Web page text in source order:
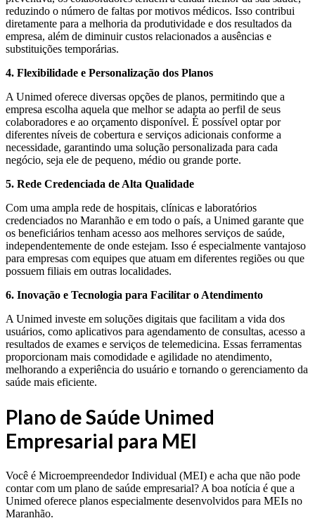
reduzindo o número de faltas por motivos médicos. Isso contribui
diretamente para a melhoria da produtividade e dos resultados da
empresa, além de diminuir custos relacionados a ausências e
substituições temporárias.
4. Flexibilidade e Personalização dos Planos
A Unimed oferece diversas opções de planos, permitindo que a
empresa escolha aquela que melhor se adapta ao perfil de seus
colaboradores e ao orçamento disponível. É possível optar por
diferentes níveis de cobertura e serviços adicionais conforme a
necessidade, garantindo uma solução personalizada para cada
negócio, seja ele de pequeno, médio ou grande porte.
5. Rede Credenciada de Alta Qualidade
Com uma ampla rede de hospitais, clínicas e laboratórios
credenciados no Maranhão e em todo o país, a Unimed garante que
os beneficiários tenham acesso aos melhores serviços de saúde,
independentemente de onde estejam. Isso é especialmente vantajoso
para empresas com equipes que atuam em diferentes regiões ou que
possuem filiais em outras localidades.
6. Inovação e Tecnologia para Facilitar o Atendimento
A Unimed investe em soluções digitais que facilitam a vida dos
usuários, como aplicativos para agendamento de consultas, acesso a
resultados de exames e serviços de telemedicina. Essas ferramentas
proporcionam mais comodidade e agilidade no atendimento,
melhorando a experiência do usuário e tornando o gerenciamento da
saúde mais eficiente.
Plano de Saúde Unimed
Empresarial para MEI
Você é Microempreendedor Individual (MEI) e acha que não pode
contar com um plano de saúde empresarial? A boa notícia é que a
Unimed oferece planos especialmente desenvolvidos para MEIs no
Maranhão.